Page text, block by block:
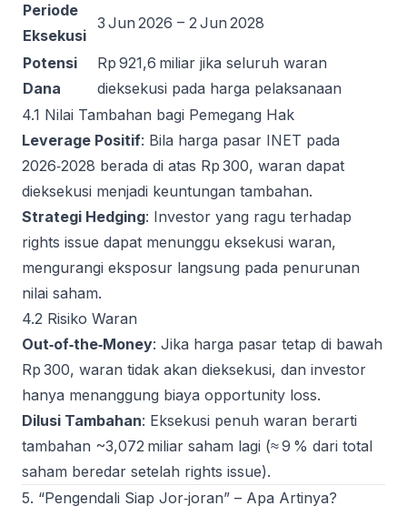
Periode
Eksekusi
3 Jun 2026 – 2 Jun 2028
Potensi
Dana
Rp 921,6 miliar jika seluruh waran
dieksekusi pada harga pelaksanaan
4.1 Nilai Tambahan bagi Pemegang Hak
Leverage Positif: Bila harga pasar INET pada
2026‑2028 berada di atas Rp 300, waran dapat
dieksekusi menjadi keuntungan tambahan.
Strategi Hedging: Investor yang ragu terhadap
rights issue dapat menunggu eksekusi waran,
mengurangi eksposur langsung pada penurunan
nilai saham.
4.2 Risiko Waran
Out‑of‑the‑Money: Jika harga pasar tetap di bawah
Rp 300, waran tidak akan dieksekusi, dan investor
hanya menanggung biaya opportunity loss.
Dilusi Tambahan: Eksekusi penuh waran berarti
tambahan ~3,072 miliar saham lagi (≈ 9 % dari total
saham beredar setelah rights issue).
5. “Pengendali Siap Jor‑joran” – Apa Artinya?